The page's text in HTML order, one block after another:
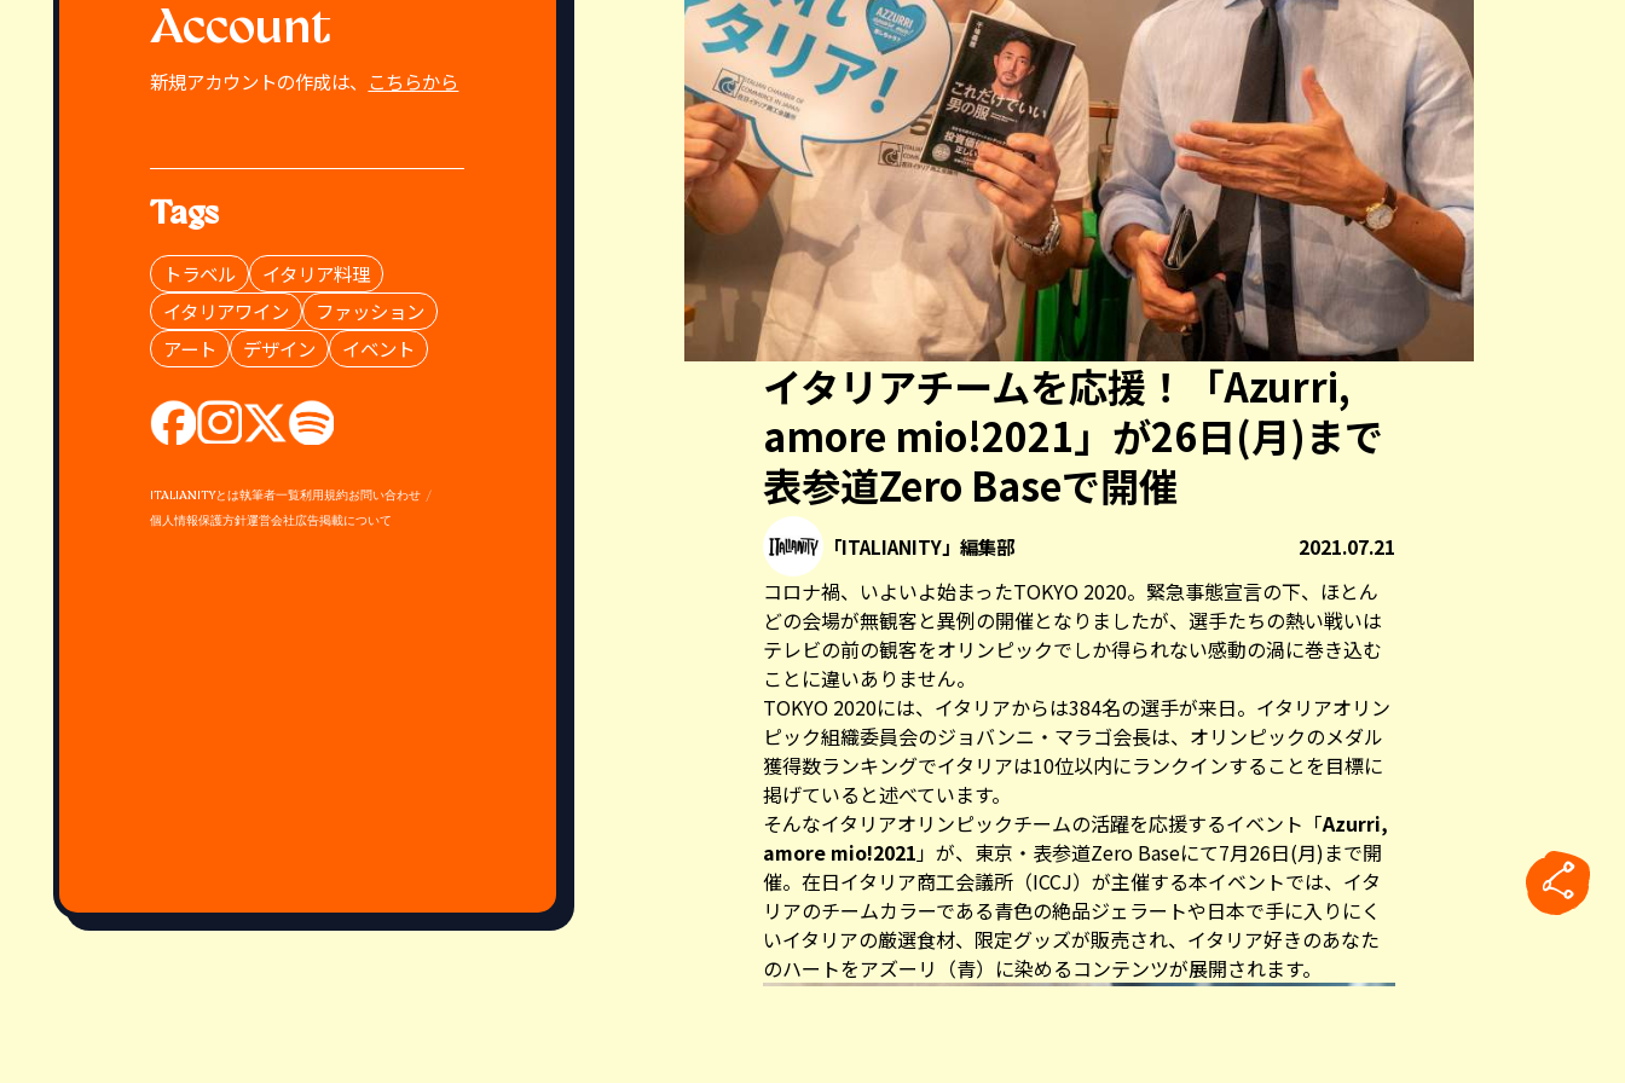
Account
新規アカウントの作成は、 こちらから
Tags
トラベル
イタリア料理
イタリアワイン
ファッション
アート
デザイン イベント
ITALIANITYとは執筆者一覧利用規約お問い合わせ
個人情報保護方針運営会社広告掲載について
イタリアチームを応援！「Azurri,
amore mio!2021」が26日(月)まで
表参道Zero Baseで開催
「ITALIANITY」編集部 2021.07.21
コロナ禍、いよいよ始まったTOKYO 2020。緊急事態宣言の下、ほとん
どの会場が無観客と異例の開催となりましたが、選手たちの熱い戦いは
テレビの前の観客をオリンピックでしか得られない感動の渦に巻き込む
ことに違いありません。
TOKYO 2020には、イタリアからは384名の選手が来日。イタリアオリン
ピック組織委員会のジョバンニ・マラゴ会長は、オリンピックのメダル
獲得数ランキングでイタリアは10位以内にランクインすることを目標に
掲げていると述べています。
そんなイタリアオリンピックチームの活躍を応援するイベント「Azurri,
amore mio!2021」が、東京・表参道Zero Baseにて7月26日(月)まで開
催。在日イタリア商工会議所（ICCJ）が主催する本イベントでは、イタ
リアのチームカラーである青色の絶品ジェラートや日本で手に入りにく
いイタリアの厳選食材、限定グッズが販売され、イタリア好きのあなた
のハートをアズーリ（青）に染めるコンテンツが展開されます。